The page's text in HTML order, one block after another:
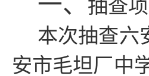
抽查
本次抽查六
安市毛坦厂中